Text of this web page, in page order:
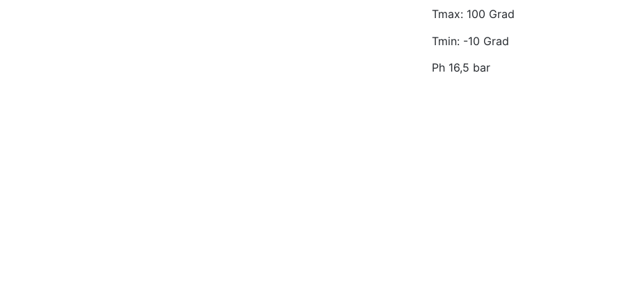
Tmax: 100 Grad
Tmin: -10 Grad
Ph 16,5 bar